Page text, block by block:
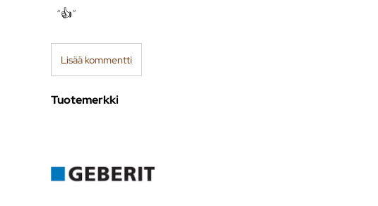
👍
Lisää kommentti
Tuotemerkki